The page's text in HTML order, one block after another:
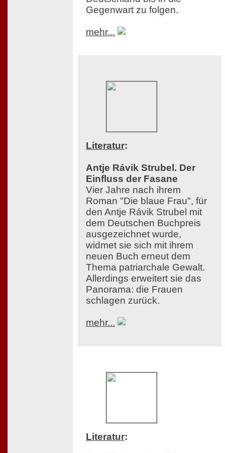
Gegenwart zu folgen.
mehr...
Literatur:
Antje Rávik Strubel. Der
Einfluss der Fasane
Vier Jahre nach ihrem
Roman "Die blaue Frau", für
den Antje Rávik Strubel mit
dem Deutschen Buchpreis
ausgezeichnet wurde,
widmet sie sich mit ihrem
neuen Buch erneut dem
Thema patriarchale Gewalt.
Allerdings erweitert sie das
Panorama: die Frauen
schlagen zurück.
mehr...
Literatur: